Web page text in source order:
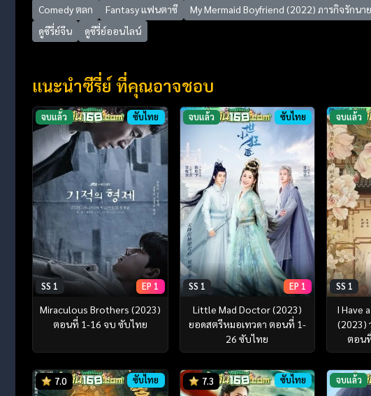
Comedy ตลก Fantasy แฟนตาซี My Mermaid Boyfriend (2022) ภารกิจรักนา
ดูซีรี่ย์จีน
ดูซีรี่ย์ออนไลน์
แนะนำซีรี่ย์ ที่คุณอาจชอบ
จบแล้ว ซับไทย
SS 1 EP 1
Miraculous Brothers (2023)
ตอนที่ 1-16 จบ ซับไทย
จบแล้ว ซับไทย
SS 1 EP 1
Little Mad Doctor (2023)
ยอดสตรีหมอเทวดา ตอนที่ 1-
26 ซับไทย
จบแล้ว
SS 1
I Have
(2023)
ตอน
7.0 ซับไทย 7.3 ซับไทย จบแล้ว